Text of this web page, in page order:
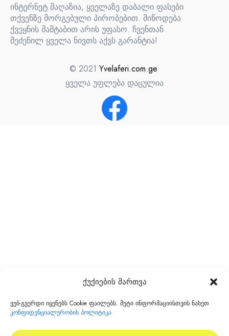
ქუქიების მართვა
ვებ-გვერდი იყენებს Cookie ფაილებს. მეტი ინფორმაციისთვის ნახეთ
კონფიდენციალურობის პოლიტიკა
ინტერნეტ მაღაზია, ყველაზე დაბალი ფასები
თქვენზე მორგებული პირობებით. მიწოდება
ქვეყნის მაშტაბით არის უფასო. ჩვენთან
შეძენილ ყველა ნივთს აქვს გარანტია!
© 2021 Yvelaferi.com.ge
ყველა უფლება დაცულია